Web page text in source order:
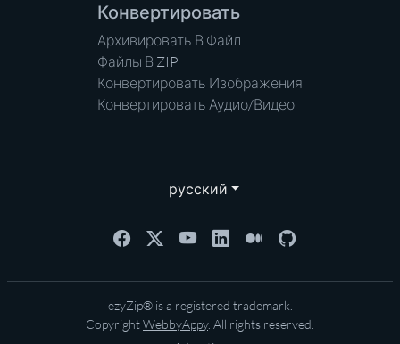
Конвертировать
Архивировать В Файл
Файлы В ZIP
Конвертировать Изображения
Конвертировать Аудио/Видео
русский
ezyZip® is a registered trademark.
CopyrightWebbyAppy. All rights reserved.